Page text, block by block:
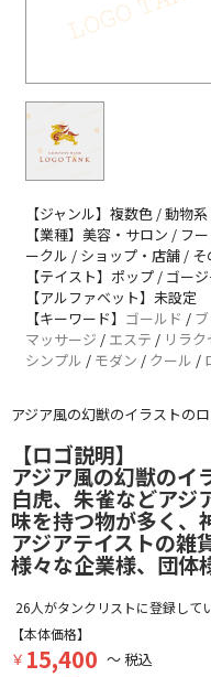
【ジャンル】複数色 / 動物
【業種】美容・サロン / フ
ークル / ショップ・店舗 / そ
【テイスト】ポップ / ゴー
【アルファベット】未設定
【キーワード】 ゴールド /
マッサージ / エステ / リラ
シンプル / モダン / クール /
アジア風の幻獣のイラストの
【ロゴ説明】
アジア風の幻獣のイ
白虎、朱雀などアジ
味を持つ物が多く、
アジアテイストの雑
様々な企業様、団体
26人がタンクリストに登録して
【本体価格】
￥ 15,400 ～ 税込